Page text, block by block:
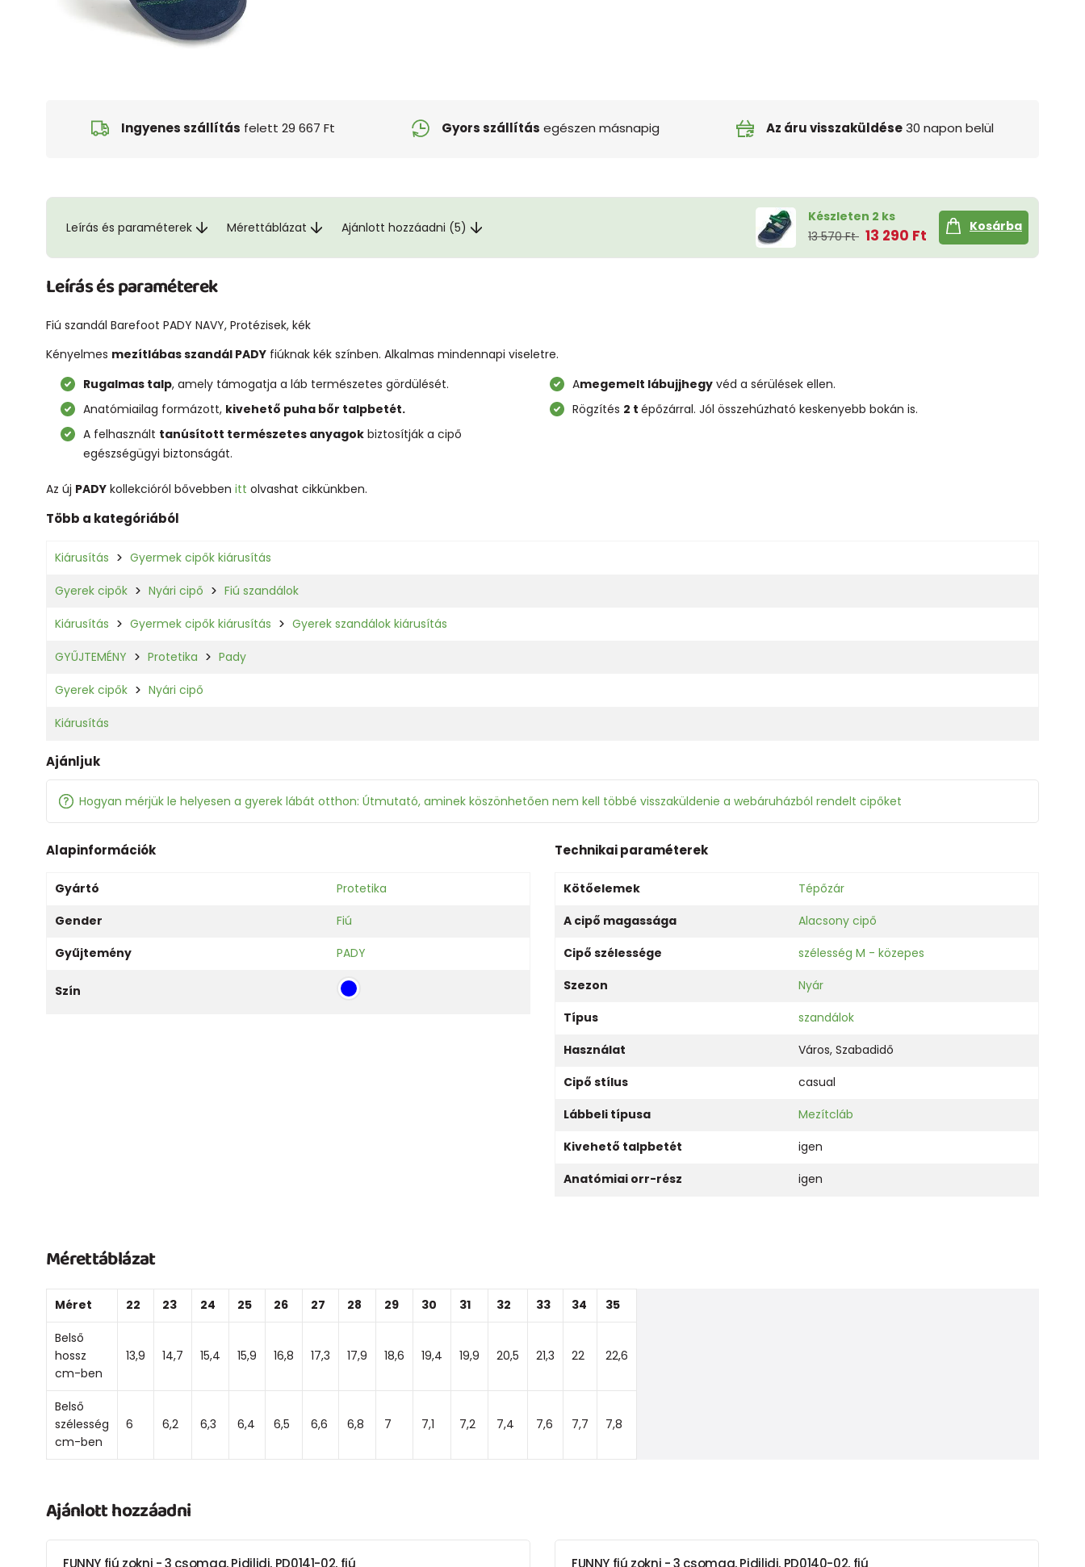
Ingyenes szállítás felett 29 667 Ft Gyors szállítás egészen másnapig Az áru visszaküldése30 napon belül
Leírás és paraméterek Mérettáblázat Ajánlott hozzáadni (5)
Készleten 2 ks
13 570 Ft 13 290 Ft
Kosárba
Leírás és paraméterek
Fiú szandál Barefoot PADY NAVY, Protézisek, kék
Kényelmes mezítlábas szandál PADY fiúknak kék színben. Alkalmas mindennapi viseletre.
Rugalmas talp, amely támogatja a láb természetes gördülését. Amegemelt lábujjhegyvéd a sérülések ellen.
Anatómiailag formázott, kivehető puha bőr talpbetét. Rögzítés 2 t épőzárral. Jól összehúzható keskenyebb bokán is.
A felhasznált tanúsított természetes anyagokbiztosítják a cipő
egészségügyi biztonságát.
Az új PADY kollekcióról bővebben itt olvashat cikkünkben.
Több a kategóriából
Kiárusítás Gyermek cipők kiárusítás
Gyerek cipők Nyári cipő Fiú szandálok
Kiárusítás Gyermek cipők kiárusítás Gyerek szandálok kiárusítás
GYŰJTEMÉNY Protetika Pady
Gyerek cipők Nyári cipő
Kiárusítás
Ajánljuk
Hogyan mérjük le helyesen a gyerek lábát otthon: Útmutató, aminek köszönhetően nem kell többé visszaküldenie a webáruházból rendelt cipőket
Alapinformációk
Gyártó
Protetika
Gender
Fiú
Gyűjtemény
PADY
Szín
Technikai paraméterek
Kötőelemek
Tépőzár
A cipő magassága
Alacsony cipő
Cipő szélessége
szélesség M - közepes
Szezon
Nyár
Típus
szandálok
Használat
Város, Szabadidő
Cipő stílus
casual
Lábbeli típusa
Mezítcláb
Kivehető talpbetét
igen
Anatómiai orr-rész
igen
Mérettáblázat
Méret 22 23 24 25 26 27 28 29 30 31 32 33 34 35
Belső
hossz
cm-ben
13,9 14,7 15,4 15,9 16,8 17,3 17,9 18,6 19,4 19,9 20,5 21,3 22 22,6
Belső
szélesség
cm-ben
6 6,2 6,3 6,4 6,5 6,6 6,8 7 7,1 7,2 7,4 7,6 7,7 7,8
Ajánlott hozzáadni